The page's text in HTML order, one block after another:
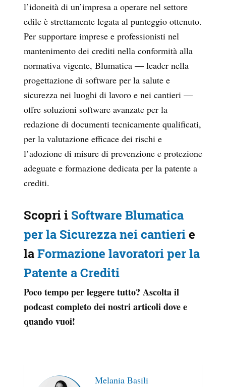
l’idoneità di un’impresa a operare nel settore
edile è strettamente legata al punteggio ottenuto.
Per supportare imprese e professionisti nel
mantenimento dei crediti nella conformità alla
normativa vigente, Blumatica — leader nella
progettazione di software per la salute e
sicurezza nei luoghi di lavoro e nei cantieri —
offre soluzioni software avanzate per la
redazione di documenti tecnicamente qualificati,
per la valutazione efficace dei rischi e
l’adozione di misure di prevenzione e protezione
adeguate e formazione dedicata per la patente a
crediti.
Scopri i Software Blumatica
per la Sicurezza nei cantierie
laFormazione lavoratori per la
Patente a Crediti
Poco tempo per leggere tutto? Ascolta il
podcast completo dei nostri articoli dove e
quando vuoi!
Melania Basili